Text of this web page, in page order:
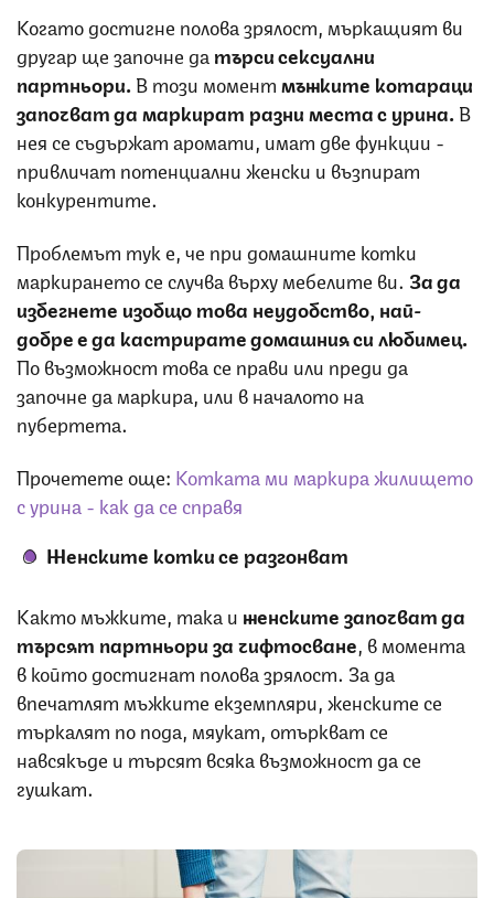
Когато достигне полова зрялост, мъркащият ви
другар ще започне да търси сексуални
партньори. В този моментмъжките котараци
започват да маркират разни места с урина. В
нея се съдържат аромати, имат две функции -
привличат потенциални женски и възпират
конкурентите.
Проблемът тук е, че при домашните котки
маркирането се случва върху мебелите ви. За да
избегнете изобщо това неудобство, най-
добре е да кастрирате домашния си любимец.
По възможност това се прави или преди да
започне да маркира, или в началото на
пубертета.
Прочетете още: Котката ми маркира жилището
с урина - как да се справя
Женските котки се разгонват
Както мъжките, така и женските започват да
търсят партньори за чифтосване , в момента
в който достигнат полова зрялост. За да
впечатлят мъжките екземпляри, женските се
търкалят по пода, мяукат, отъркват се
навсякъде и търсят всяка възможност да се
гушкат.